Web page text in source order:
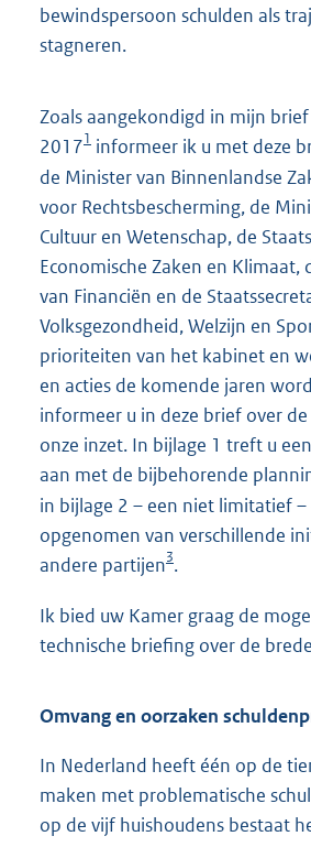
bewindspersoon schulden als
stagneren.
Zoals aangekondigd in mijn
20171 informeer ik u met deze
de Minister van Binnenlandse
voor Rechtsbescherming, de
Cultuur en Wetenschap, de
Economische Zaken en Klimaat,
van Financiën en de
Volksgezondheid, Welzijn en
prioriteiten van het kabinet en
en acties de komende jaren
informeer u in deze brief over
onze inzet. In bijlage 1 treft u
aan met de bijbehorende
in bijlage 2 – een niet limitatief –
opgenomen van verschillende
andere partijen3.
Ik bied uw Kamer graag de
technische briefing over de
Omvang en oorzaken
In Nederland heeft één op de
maken met problematische
op de vijf huishoudens bestaat